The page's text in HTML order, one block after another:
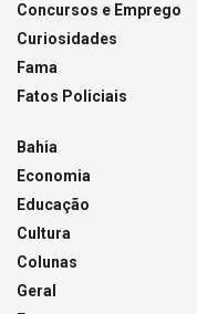
Concursos e Emprego
Curiosidades
Fama
Fatos Policiais
Bahia
Economia
Educação
Cultura
Colunas
Geral